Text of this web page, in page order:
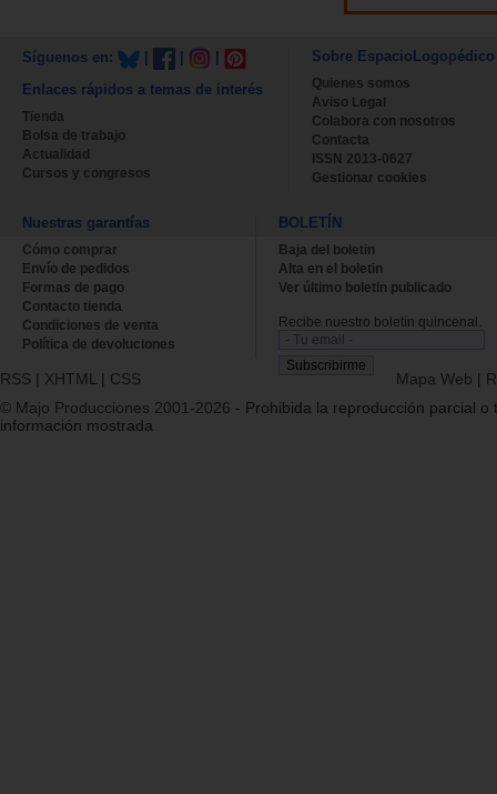
Síguenos en:
Enlaces rápidos a temas de interés
Tienda
Bolsa de trabajo
Actualidad
Cursos y congresos
Sobre EspacioLogopédico
Quienes somos
Aviso Legal
Colabora con nosotros
Contacta
ISSN 2013-0627
Gestionar cookies
Nuestras garantías
Cómo comprar
Envío de pedidos
Formas de pago
Contacto tienda
Condiciones de venta
Política de devoluciones
BOLETÍN
Baja del boletin
Alta en el boletin
Ver último boletin publicado
Recibe nuestro boletín quincenal.
RSS | XHTML | CSS Mapa Web |
© Majo Producciones 2001-2026 - Prohibida la reproducción parcial o
información mostrada